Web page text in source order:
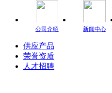
公司介绍 新闻中心
供应产品
荣誉资质
人才招聘